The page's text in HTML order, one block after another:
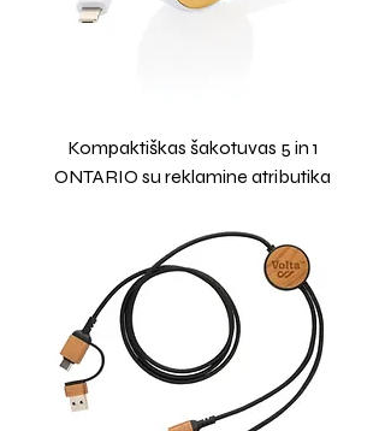
Kompaktiškas šakotuvas 5 in 1
ONTARIO su reklamine atributika